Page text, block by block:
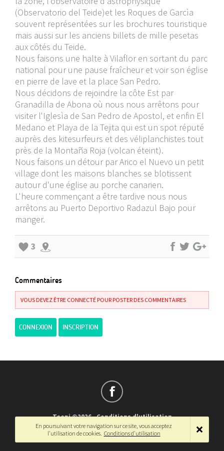
(Observatorio del Teide)et les Roques de Garcìa
souvent représentées sur les brochures touristique
mais aussi sur les anciens billets de mille pesetas
aux côtés du Teide.
Nous faisons une halte à Vilaflor en sortant du parc
national pour une pause fraîcheur et voir son église
en pierre de lave et la place San Pedro.
Nous décidons de rejoindre la côte Est par
Granadilla de Abona où nous nous arrêtons pour
visiter l'Iglesìa de San Pedro de Apostol, et enfin El
Medano et Playa de la Tejita qui est un spot réputé
auprès des kitesurfeurs et des véliplanchistes tout
près de la Montaña Roja (volcan éteint).
Nous faisons un détour par Arico el Nuevo un petit
village dont les maisons blanches se blotissent
autour d'une église au porche canarien.
L'heure commençant a être tardive nous nous
arrêtons au Puerto Deportivo Radazul Bajo pour
manger.
3
Commentaires
VOUS DEVEZ ÊTRE CONNECTÉ POUR POSTER DES COMMENTAIRES
CONNEXION INSCRIPTION
Teepi ©2026-Conditions d'utilisation
Français-English
En poursuivant votre navigation sur ce site, vous acceptez
l'utilisation de cookies. Conditions d'utilisation